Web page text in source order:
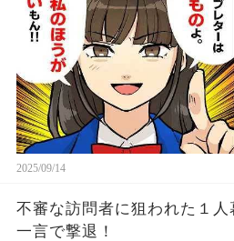
2025/09/14
不審な訪問者に狙われた１
一言で撃退！